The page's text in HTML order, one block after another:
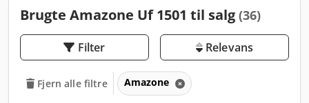
Brugte Amazone Uf 1501 til salg (36)
Filter Relevans
Fjern alle filtre Amazone